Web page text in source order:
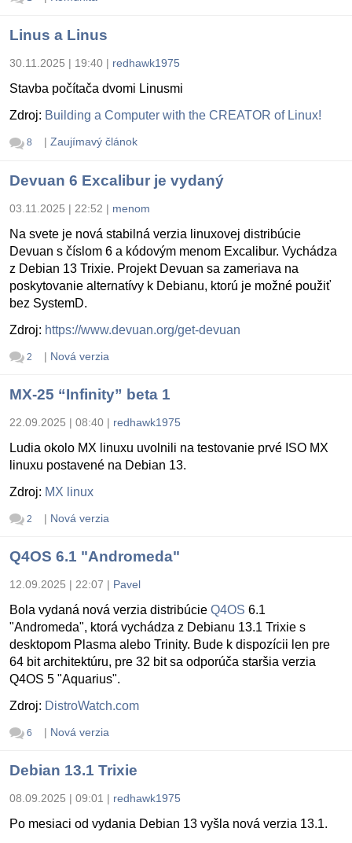
Linus a Linus
30.11.2025 | 19:40 | redhawk1975
Stavba počítača dvomi Linusmi
Zdroj: Building a Computer with the CREATOR of Linux!
8 | Zaujímavý článok
Devuan 6 Excalibur je vydaný
03.11.2025 | 22:52 | menom
Na svete je nová stabilná verzia linuxovej distribúcie
Devuan s číslom 6 a kódovým menom Excalibur. Vychádza
z Debian 13 Trixie. Projekt Devuan sa zameriava na
poskytovanie alternatívy k Debianu, ktorú je možné použiť
bez SystemD.
Zdroj: https://www.devuan.org/get-devuan
2 | Nová verzia
MX-25 “Infinity” beta 1
22.09.2025 | 08:40 | redhawk1975
Ludia okolo MX linuxu uvolnili na testovanie prvé ISO MX
linuxu postavené na Debian 13.
Zdroj: MX linux
2 | Nová verzia
Q4OS 6.1 "Andromeda"
12.09.2025 | 22:07 | Pavel
Bola vydaná nová verzia distribúcie Q4OS 6.1
"Andromeda", ktorá vychádza z Debianu 13.1 Trixie s
desktopom Plasma alebo Trinity. Bude k dispozícii len pre
64 bit architektúru, pre 32 bit sa odporúča staršia verzia
Q4OS 5 "Aquarius".
Zdroj: DistroWatch.com
6 | Nová verzia
Debian 13.1 Trixie
08.09.2025 | 09:01 | redhawk1975
Po mesiaci od vydania Debian 13 vyšla nová verzia 13.1.